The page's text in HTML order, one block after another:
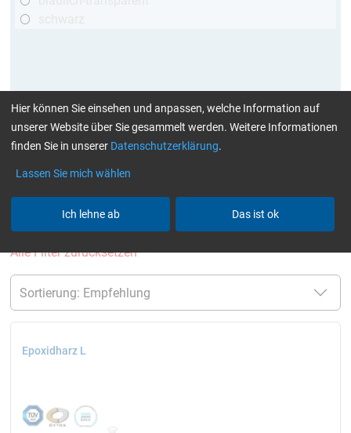
mehr Infos:Klebstoffe finden Sie hier
aktuelle Filter: bis 60 Min bis 70 °C
GL (Boote
/ Windkraft)
Harze / Härter einzeln
Alle Filter zurücksetzen
Epoxidharz L
Hier können Sie einsehen und anpassen, welche Information auf
unserer Website über Sie gesammelt werden. Weitere Informationen
finden Sie in unserer Datenschutzerklärung.
Lassen Sie mich wählen
Ich lehne ab Das ist ok